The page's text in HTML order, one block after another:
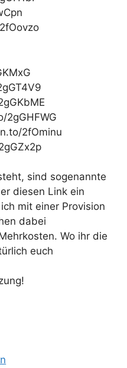
2gGHFWG
2fOminu
sind sogenannte
diesen Link ein
mit einer Provision
dabei
Wo ihr die
euch